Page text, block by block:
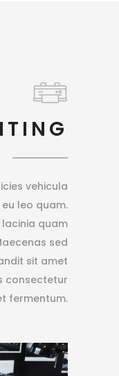
vehicula
leo quam.
quam
sed
sit amet
consectetur
fermentum.